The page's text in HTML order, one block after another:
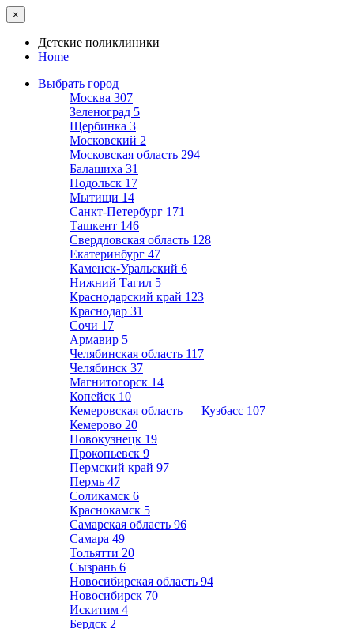
×
Детские поликлиники
Home
Выбрать город
Москва 307
Зеленоград 5
Щербинка 3
Московский 2
Московская область 294
Балашиха 31
Подольск 17
Мытищи 14
Санкт-Петербург 171
Ташкент 146
Свердловская область 128
Екатеринбург 47
Каменск-Уральский 6
Нижний Тагил 5
Краснодарский край 123
Краснодар 31
Сочи 17
Армавир 5
Челябинская область 117
Челябинск 37
Магнитогорск 14
Копейск 10
Кемеровская область — Кузбасс 107
Кемерово 20
Новокузнецк 19
Прокопьевск 9
Пермский край 97
Пермь 47
Соликамск 6
Краснокамск 5
Самарская область 96
Самара 49
Тольятти 20
Сызрань 6
Новосибирская область 94
Новосибирск 70
Искитим 4
Бердск 2